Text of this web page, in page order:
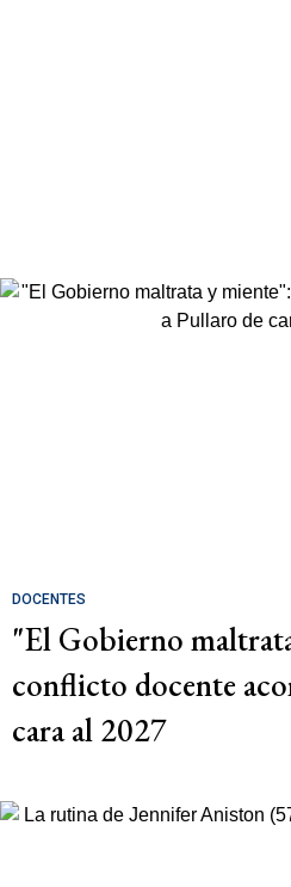
DOCENTES
"El Gobierno
conflicto docente
cara al 2027